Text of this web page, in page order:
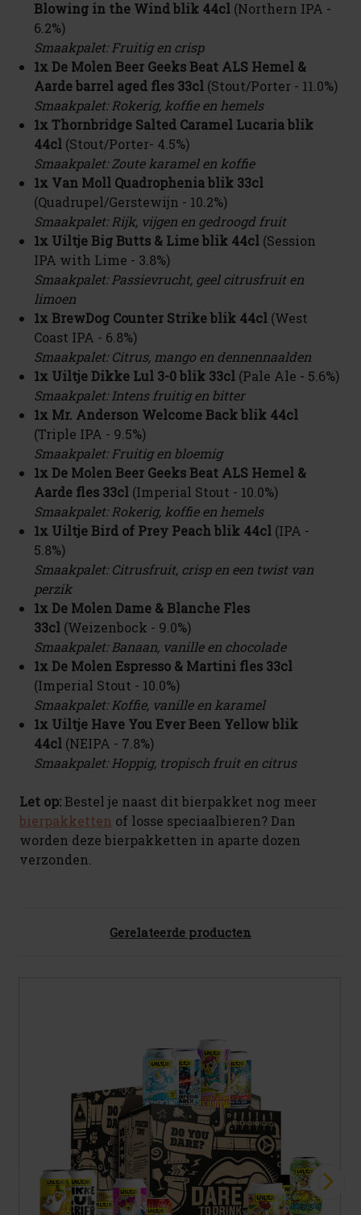
Blowing in the Wind blik 44cl (Northern IPA -
6.2%)
Smaakpalet: Fruitig en crisp
1x De Molen Beer Geeks Beat ALS Hemel &
Aarde barrel aged fles 33cl (Stout/Porter - 11.0%)
Smaakpalet: Rokerig, koffie en hemels
1x Thornbridge Salted Caramel Lucaria blik
44cl (Stout/Porter- 4.5%)
Smaakpalet: Zoute karamel en koffie
1x Van Moll Quadrophenia blik 33cl
(Quadrupel/Gerstewijn - 10.2%)
Smaakpalet: Rijk, vijgen en gedroogd fruit
1x Uiltje Big Butts & Lime blik 44cl (Session
IPA with Lime - 3.8%)
Smaakpalet: Passievrucht, geel citrusfruit en
limoen
1x BrewDog Counter Strike blik 44cl (West
Coast IPA - 6.8%)
Smaakpalet: Citrus, mango en dennennaalden
1x Uiltje Dikke Lul 3-0 blik 33cl (Pale Ale - 5.6%)
Smaakpalet: Intens fruitig en bitter
1x Mr. Anderson Welcome Back blik 44cl
(Triple IPA - 9.5%)
Smaakpalet: Fruitig en bloemig
1x De Molen Beer Geeks Beat ALS Hemel &
Aarde fles 33cl (Imperial Stout - 10.0%)
Smaakpalet: Rokerig, koffie en hemels
1x Uiltje Bird of Prey Peach blik 44cl (IPA -
5.8%)
Smaakpalet: Citrusfruit, crisp en een twist van
perzik
1x De Molen Dame & Blanche Fles
33cl (Weizenbock - 9.0%)
Smaakpalet: Banaan, vanille en chocolade
1x De Molen Espresso & Martini fles 33cl
(Imperial Stout - 10.0%)
Smaakpalet: Koffie, vanille en karamel
1x Uiltje Have You Ever Been Yellow blik
44cl (NEIPA - 7.8%)
Smaakpalet: Hoppig, tropisch fruit en citrus
Let op:Bestel je naast dit bierpakket nog meer
bierpakketten of losse speciaalbieren? Dan
worden deze bierpakketten in aparte dozen
verzonden.
Gerelateerde producten